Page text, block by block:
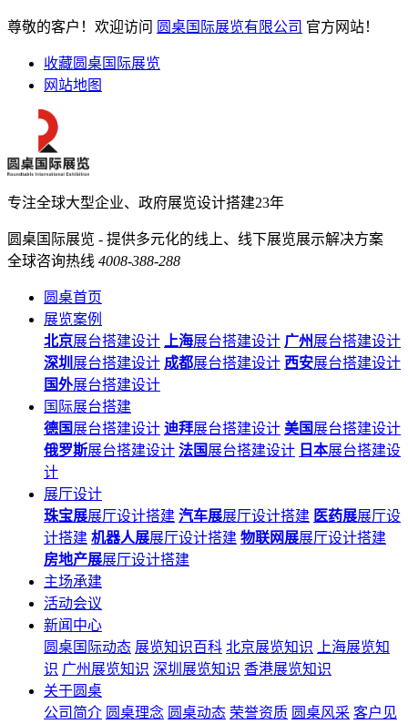
尊敬的客户！欢迎访问 圆桌国际展览有限公司 官方网站！
收藏圆桌国际展览
网站地图
专注全球大型企业、政府展览设计搭建23年
圆桌国际展览 - 提供多元化的线上、线下展览展示解决方案
全球咨询热线 4008-388-288
圆桌首页
展览案例
北京展台搭建设计 上海展台搭建设计 广州展台搭建设计
深圳 展台搭建设计 成都展台搭建设计 西安展台搭建设计
国外展台搭建设计
国际展台搭建
德国 展台搭建设计 迪拜展台搭建设计 美国 展台搭建设计
俄罗斯展台搭建设计 法国 展台搭建设计 日本展台搭建设
计
展厅设计
珠宝展展厅设计搭建 汽车展展厅设计搭建 医药展展厅设
计搭建 机器人展展厅设计搭建 物联网展展厅设计搭建
房地产展展厅设计搭建
主场承建
活动会议
新闻中心
圆桌国际动态 展览知识百科 北京展览知识
上海展览知
识 广州展览知识 深圳展览知识 香港展览知识
关于圆桌
公司简介 圆桌理念 圆桌动态 荣誉资质 圆桌风采 客户见